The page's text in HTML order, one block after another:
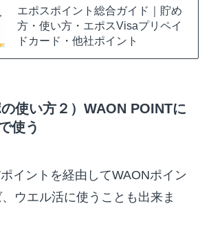
エポスポイント総合ガイド｜貯め
方・使い方・エポスVisaプリペイ
ドカード・他社ポイント
の使い方２）WAON POINTに
使う
イントを経由してWAONポイン
ウエル活に使うことも出来ま